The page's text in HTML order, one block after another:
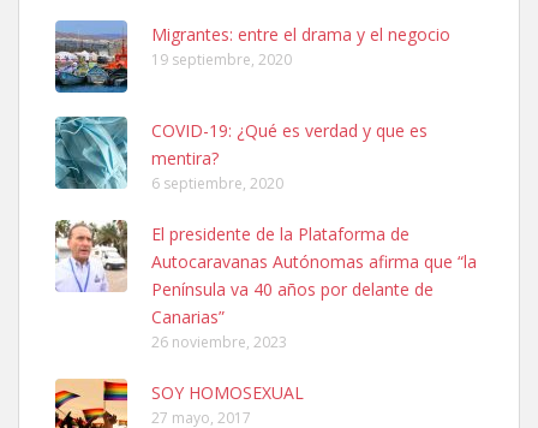
Leales.org » Gran Canaria
Ninfa perdida
El día 5 se los perdió una ninfa papillera, asustada tiene miedo a la
calle, se perdió por la zon...
Leales.org » Gran Canaria
6.7.2025
Migrantes: entre el drama y el negocio
19 septiembre, 2020
COVID-19: ¿Qué es verdad y que es
mentira?
6 septiembre, 2020
El presidente de la Plataforma de
Autocaravanas Autónomas afirma que “la
Península va 40 años por delante de
Canarias”
26 noviembre, 2023
SOY HOMOSEXUAL
27 mayo, 2017